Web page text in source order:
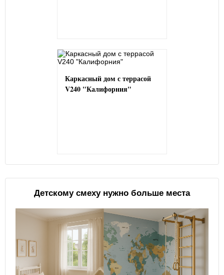
Каркасный дом с террасой
V240 "Калифорния"
Детскому смеху нужно больше места